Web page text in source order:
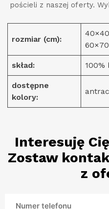
pościeli z naszej oferty.
rozmiar (cm):
skład: 100%
dostępne
kolory:
Interesuję
Zostaw
z